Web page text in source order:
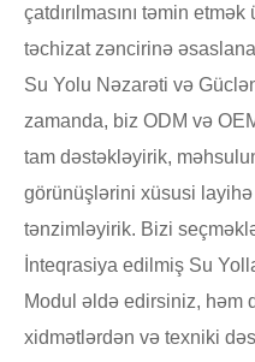
çatdırılmasını təmin
təchizat zəncirinə
Su Yolu Nəzarəti və
zamanda, biz ODM və
tam dəstəkləyirik,
görünüşlərini xüsusi layihə
tənzimləyirik. Bizi
İnteqrasiya edilmiş Su
Modul əldə edirsiniz, həm
xidmətlərdən və texniki